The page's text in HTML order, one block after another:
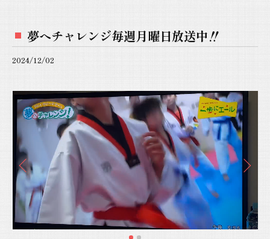
夢へチャレンジ毎週月曜日放送中‼️
2024/12/02